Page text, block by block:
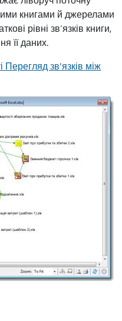
книгами й джерелами
рівні зв’язків книги,
її даних.
Перегляд зв'язків між